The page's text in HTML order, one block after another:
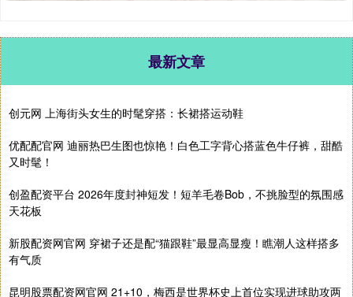
最新文章
创元网 上海街头女生的时髦穿搭：长裙搭运动鞋
优配配官网 迪丽热巴生图也惊艳！白色工字背心搭蓝色牛仔裤，甜酷
又时髦！
创盈配资平台 2026年度封神短发！短羊毛卷Bob，不挑脸型的氛围感
天花板
新股配资网官网 穿裙子还是配“猫跟鞋”最显高显瘦！瞧潮人这样搭多
有气质
昆明股票配资网官网 21+10，梅西是世界杯史上首位实现进球助攻两